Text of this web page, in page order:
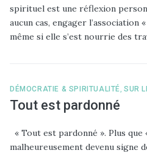
spirituel est une réflexion
aucun cas, engager
même si elle s’est nourrie des
DÉMOCRATIE & SPIRITUALITÉ SUR
Tout est pardonné
« Tout est pardonné ». Plus que
malheureusement devenu signe